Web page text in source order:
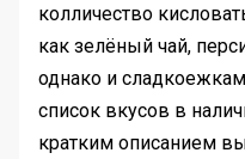
колличество
как зелёный чай,
однако и
список вкусов в
кратким описанием